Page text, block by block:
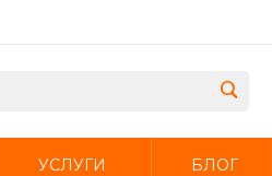
УСЛУГИ БЛОГ